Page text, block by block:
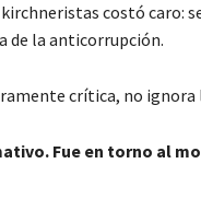
costó caro:
de la anticorrupción.
crítica, no
Fue en torno al